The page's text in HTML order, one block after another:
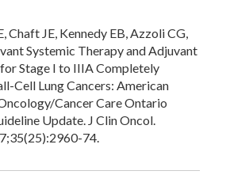
Chaft JE, Kennedy EB, Azzoli CG,
Systemic Therapy and Adjuvant
Stage I to IIIA Completely
Cell Lung Cancers: American
Cancer Care Ontario
Update. J Clin Oncol.
74.